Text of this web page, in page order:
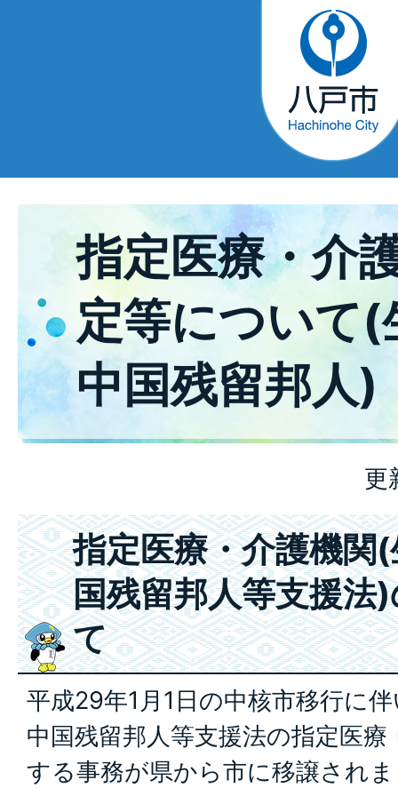
指定医療・介
定等について(
中国残留邦人)
更
指定医療・介護機関
国残留邦人等支援法
て
平成29年1月1日の中核市移行に
中国残留邦人等支援法の指定医
する事務が県から市に移譲され